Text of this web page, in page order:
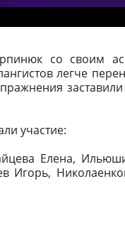
со своим
легче
участие:
Елена,
Игорь,